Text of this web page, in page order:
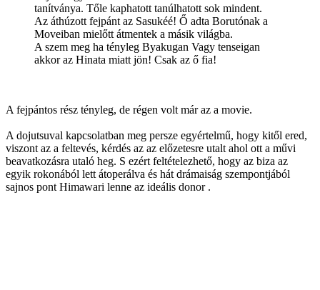
tanítványa. Tőle kaphatott tanúlhatott sok mindent.
Az áthúzott fejpánt az Sasukéé! Ő adta Borutónak a
Moveiban mielőtt átmentek a másik világba.
A szem meg ha tényleg Byakugan Vagy tenseigan
akkor az Hinata miatt jön! Csak az ő fia!
A fejpántos rész tényleg, de régen volt már az a movie.
A dojutsuval kapcsolatban meg persze egyértelmű, hogy kitől ered,
viszont az a feltevés, kérdés az az előzetesre utalt ahol ott a művi
beavatkozásra utaló heg. S ezért feltételezhető, hogy az biza az
egyik rokonából lett átoperálva és hát drámaiság szempontjából
sajnos pont Himawari lenne az ideális donor .